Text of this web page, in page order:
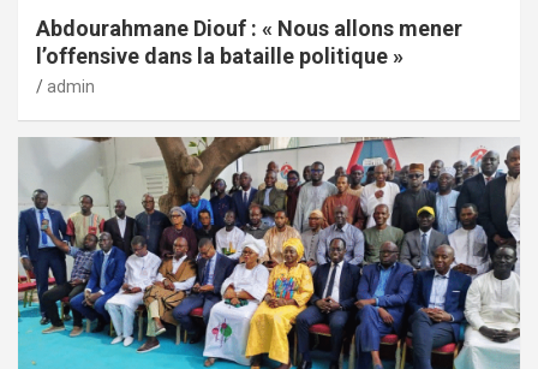
Abdourahmane Diouf : « Nous allons mener
l’offensive dans la bataille politique »
admin